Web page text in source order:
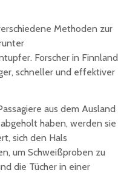
Methoden zur
Forscher in Finnland
schneller und effektiver
aus dem Ausland
haben, werden sie
sich den Hals
um Schweißproben zu
die Tücher in einer